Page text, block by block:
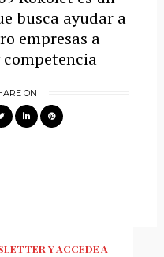
busca ayudar a
empresas a
ON
Y ACCEDE A